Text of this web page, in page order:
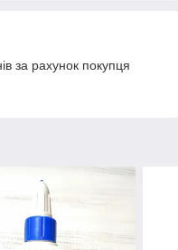
за рахунок покупця